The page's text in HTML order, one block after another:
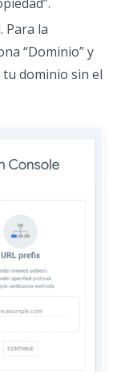
Para la
“Dominio” y
tu dominio sin el